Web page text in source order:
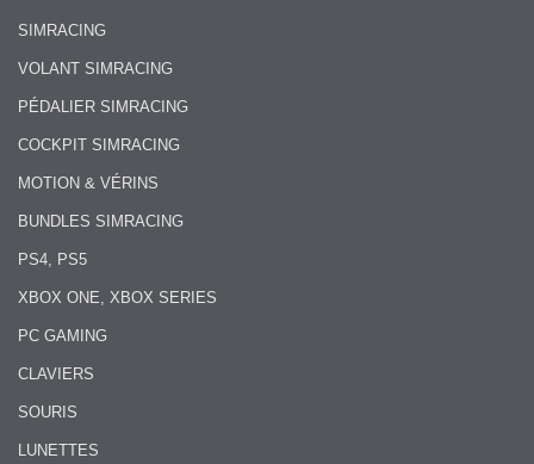
SIMRACING
VOLANT SIMRACING
PÉDALIER SIMRACING
COCKPIT SIMRACING
MOTION & VÉRINS
BUNDLES SIMRACING
PS4, PS5
XBOX ONE, XBOX SERIES
PC GAMING
CLAVIERS
SOURIS
LUNETTES